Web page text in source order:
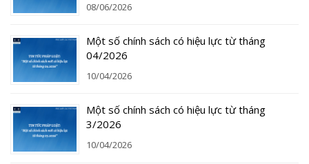
08/06/2026
Một số chính sách có hiệu lực từ tháng
04/2026
10/04/2026
Một số chính sách có hiệu lực từ tháng
3/2026
10/04/2026